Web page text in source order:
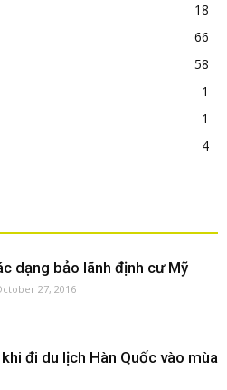
18
66
58
1
1
4
dạng bảo lãnh định cư Mỹ
27, 2016
đi du lịch Hàn Quốc vào mùa